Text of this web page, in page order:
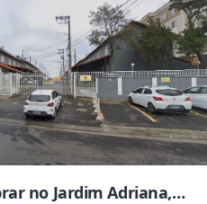
no Jardim Adriana,